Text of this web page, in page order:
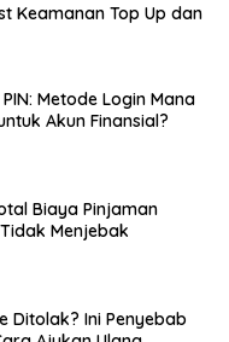
Keamanan Top Up dan
Metode Login Mana
Akun Finansial?
Biaya Pinjaman
Menjebak
Ditolak? Ini Penyebab